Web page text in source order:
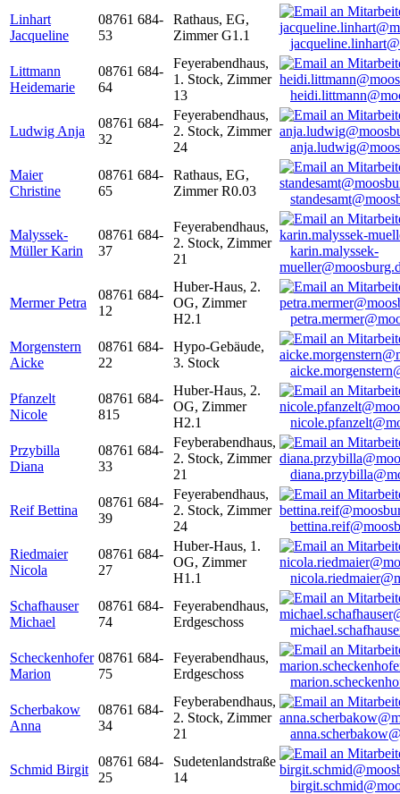
Linhart
Jacqueline
08761 684-
53
Rathaus, EG,
Zimmer G1.1
Littmann
Heidemarie
08761 684-
64
Feyerabendhaus,
1. Stock, Zimmer
13
Ludwig Anja
08761 684-
32
Feyerabendhaus,
2. Stock, Zimmer
24
Maier
Christine
08761 684-
65
Rathaus, EG,
Zimmer R0.03
Malyssek-
Müller Karin
08761 684-
37
Feyerabendhaus,
2. Stock, Zimmer
21
karin.malyssek-
Mermer Petra
08761 684-
12
Huber-Haus, 2.
OG, Zimmer
H2.1
Morgenstern
Aicke
08761 684-
22
Hypo-Gebäude,
3. Stock
Pfanzelt
Nicole
08761 684-
815
Huber-Haus, 2.
OG, Zimmer
H2.1
Przybilla
Diana
08761 684-
33
Feyberabendhaus,
2. Stock, Zimmer
21
Reif Bettina
08761 684-
39
Feyerabendhaus,
2. Stock, Zimmer
24
Riedmaier
Nicola
08761 684-
27
Huber-Haus, 1.
OG, Zimmer
H1.1
Schafhauser
Michael
08761 684-
74
Feyerabendhaus,
Erdgeschoss
Scheckenhofer
Marion
08761 684-
75
Feyerabendhaus,
Erdgeschoss
Scherbakow
Anna
08761 684-
34
Feyberabendhaus,
2. Stock, Zimmer
21
Schmid Birgit
08761 684-
25
Sudetenlandstraße
14